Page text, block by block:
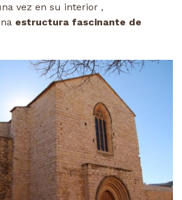
vez en su interior ,
estructura fascinante de